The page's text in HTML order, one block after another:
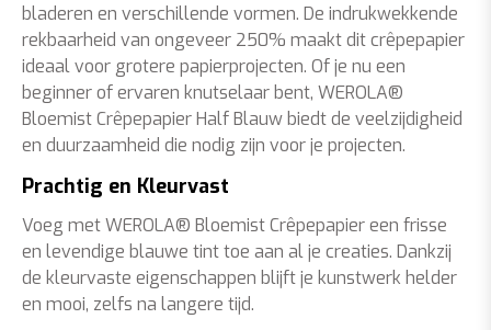
bladeren en verschillende vormen. De indrukwekkende
rekbaarheid van ongeveer 250% maakt dit crêpepapier
ideaal voor grotere papierprojecten. Of je nu een
beginner of ervaren knutselaar bent, WEROLA®
Bloemist Crêpepapier Half Blauw biedt de veelzijdigheid
en duurzaamheid die nodig zijn voor je projecten.
Prachtig en Kleurvast
Voeg met WEROLA® Bloemist Crêpepapier een frisse
en levendige blauwe tint toe aan al je creaties. Dankzij
de kleurvaste eigenschappen blijft je kunstwerk helder
en mooi, zelfs na langere tijd.